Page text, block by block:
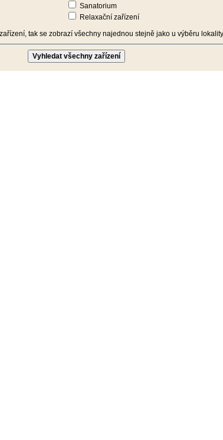
Sanatorium
Relaxační zařízení
tak se zobrazí všechny najednou stejně jako u výběru